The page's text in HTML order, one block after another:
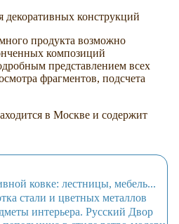
декоративных конструкций
продукта возможно
композиций
представлением всех
фрагментов, подсчета
в Москве и содержит
ковке: лестницы, мебель...
стали и цветных металлов
интерьера. Русский Двор